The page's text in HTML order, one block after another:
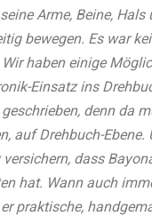
Arme, Beine,
bewegen. Es war
Wir haben einige
Einsatz ins
geschrieben, denn da
auf Drehbuch-Ebene.
dass
hat. Wann auch
praktische,